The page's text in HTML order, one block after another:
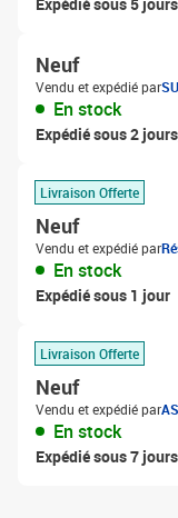
Neuf
Vendu et expédié par
En stock
Expédié sous 2
Livraison Offerte
Neuf
Vendu et expédié par
En stock
Expédié sous 1 jour
Livraison Offerte
Neuf
Vendu et expédié par
En stock
Expédié sous 7 jours